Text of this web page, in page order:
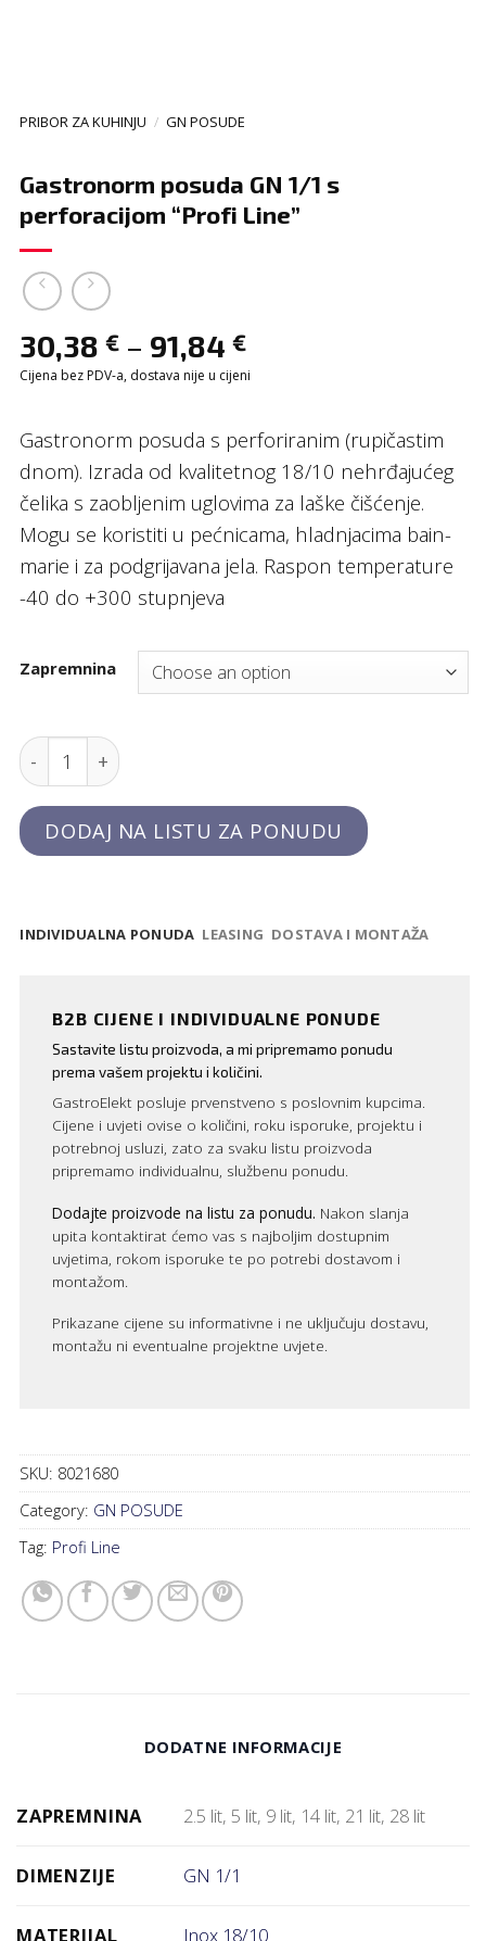
PRIBOR ZA KUHINJU / GN POSUDE
Gastronorm posuda GN 1/1 s
perforacijom “Profi Line”
30,38€ – 91,84€
Cijena bez PDV-a, dostava nije u cijeni
Gastronorm posuda s perforiranim (rupičastim
dnom). Izrada od kvalitetnog 18/10 nehrđajućeg
čelika s zaobljenim uglovima za laške čišćenje.
Mogu se koristiti u pećnicama, hladnjacima bain-
marie i za podgrijavana jela. Raspon temperature
-40 do +300 stupnjeva
Zapremnina
Gastronorm posuda GN 1/1 s perforacijom "Profi
DODAJ NA LISTU ZA PONUDU
INDIVIDUALNA PONUDA LEASING DOSTAVA I MONTAŽA
B2B CIJENE I INDIVIDUALNE PONUDE
Sastavite listu proizvoda, a mi pripremamo ponudu
prema vašem projektu i količini.
GastroElekt posluje prvenstveno s poslovnim kupcima.
Cijene i uvjeti ovise o količini, roku isporuke, projektu i
potrebnoj usluzi, zato za svaku listu proizvoda
pripremamo individualnu, službenu ponudu.
Dodajte proizvode na listu za ponudu. Nakon slanja
upita kontaktirat ćemo vas s najboljim dostupnim
uvjetima, rokom isporuke te po potrebi dostavom i
montažom.
Prikazane cijene su informativne i ne uključuju dostavu,
montažu ni eventualne projektne uvjete.
SKU: 8021680
Category: GN POSUDE
Tag: Profi Line
DODATNE INFORMACIJE
ZAPREMNINA 2.5 lit, 5 lit, 9 lit, 14 lit, 21 lit, 28 lit
DIMENZIJE GN 1/1
MATERIJAL Inox 18/10